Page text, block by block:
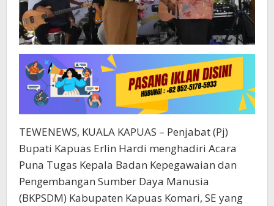
TEWENEWS, KUALA KAPUAS – Penjabat (Pj)
Bupati Kapuas Erlin Hardi menghadiri Acara
Puna Tugas Kepala Badan Kepegawaian dan
Pengembangan Sumber Daya Manusia
(BKPSDM) Kabupaten Kapuas Komari, SE yang